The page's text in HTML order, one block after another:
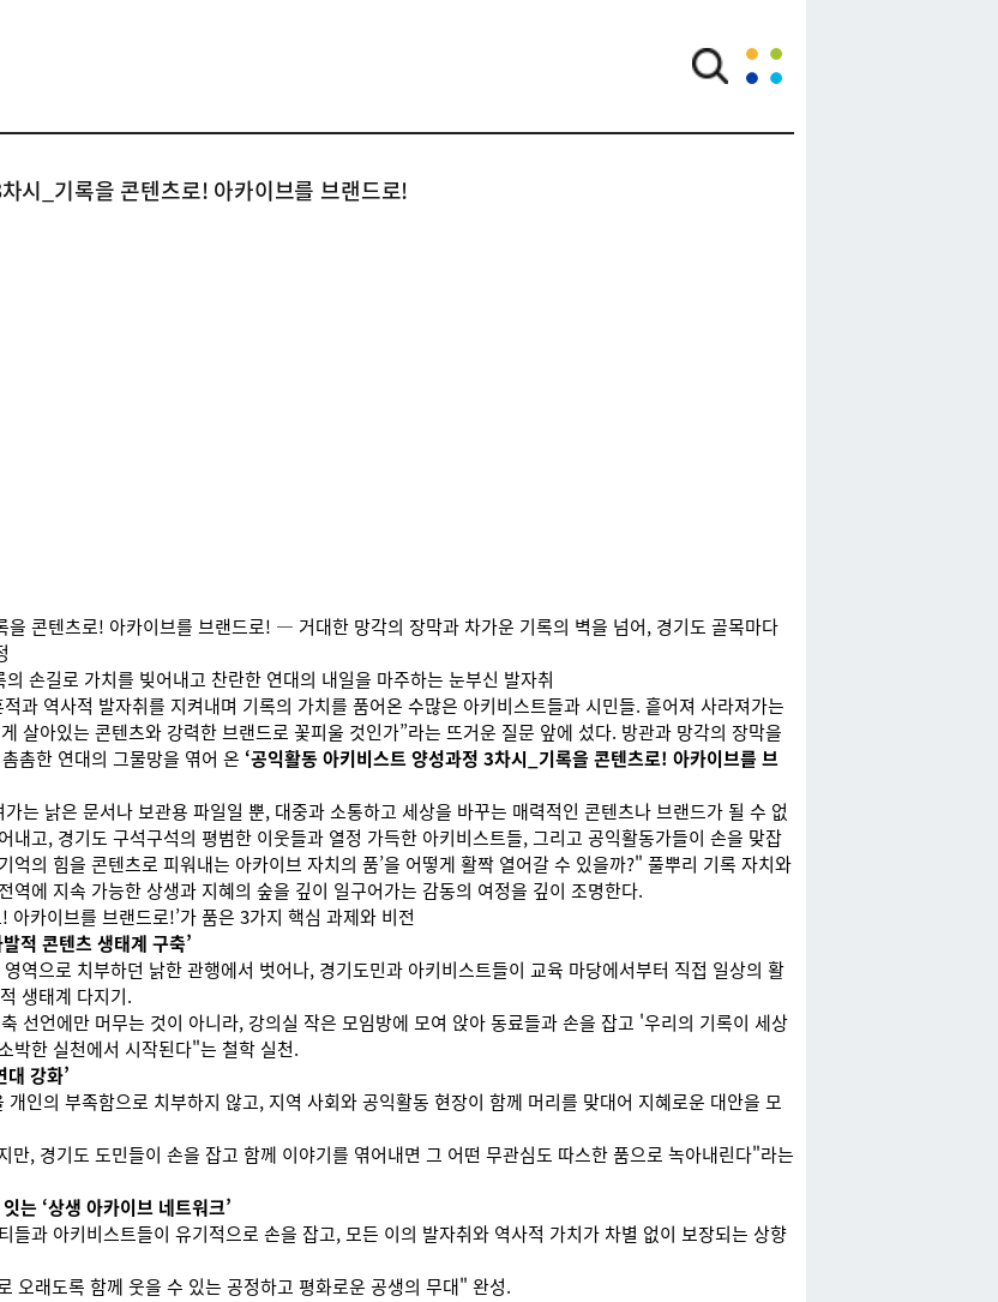
시_기록을 콘텐츠로! 아카이브를 브랜드로!
콘텐츠로! 아카이브를 브랜드로! — 거대한 망각의 장막과 차가운 기록의 벽을 넘어, 경기도 골목마다
손길로 가치를 빚어내고 찬란한 연대의 내일을 마주하는 눈부신 발자취
과 역사적 발자취를 지켜내며 기록의 가치를 품어온 수많은 아키비스트들과 시민들. 흩어져 사라져가는
살아있는 콘텐츠와 강력한 브랜드로 꽃피울 것인가”라는 뜨거운 질문 앞에 섰다. 방관과 망각의 장막을
촘한 연대의 그물망을 엮어 온 ‘공익활동 아키비스트 양성과정 3차시_기록을 콘텐츠로! 아카이브를 브
는 낡은 문서나 보관용 파일일 뿐, 대중과 소통하고 세상을 바꾸는 매력적인 콘텐츠나 브랜드가 될 수 없
내고, 경기도 구석구석의 평범한 이웃들과 열정 가득한 아키비스트들, 그리고 공익활동가들이 손을 맞잡
억의 힘을 콘텐츠로 피워내는 아카이브 자치의 품’을 어떻게 활짝 열어갈 수 있을까?" 풀뿌리 기록 자치와
에 지속 가능한 상생과 지혜의 숲을 깊이 일구어가는 감동의 여정을 깊이 조명한다.
카이브를 브랜드로!’가 품은 3가지 핵심 과제와 비전
적 콘텐츠 생태계 구축’
역으로 치부하던 낡한 관행에서 벗어나, 경기도민과 아키비스트들이 교육 마당에서부터 직접 일상의 활
생태계 다지기.
선언에만 머무는 것이 아니라, 강의실 작은 모임방에 모여 앉아 동료들과 손을 잡고 '우리의 기록이 세상
박한 실천에서 시작된다"는 철학 실천.
강화’
인의 부족함으로 치부하지 않고, 지역 사회와 공익활동 현장이 함께 머리를 맞대어 지혜로운 대안을 모
, 경기도 도민들이 손을 잡고 함께 이야기를 엮어내면 그 어떤 무관심도 따스한 품으로 녹아내린다"라는
는 ‘상생 아카이브 네트워크’
들과 아키비스트들이 유기적으로 손을 잡고, 모든 이의 발자취와 역사적 가치가 차별 없이 보장되는 상향
오래도록 함께 웃을 수 있는 공정하고 평화로운 공생의 무대" 완성.